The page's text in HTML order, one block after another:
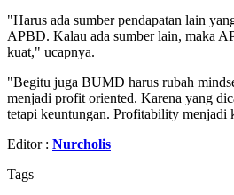
"Harus ada sumber pendapatan lain
APBD. Kalau ada sumber lain, maka
kuat," ucapnya.
"Begitu juga BUMD harus rubah
menjadi profit oriented. Karena yang
tetapi keuntungan. Profitability menjadi
Editor : Nurcholis
Tags